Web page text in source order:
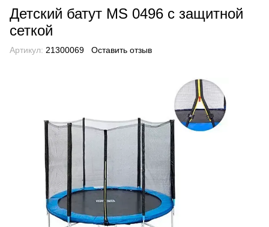
Детский батут MS 0496 с защитной
сеткой
Артикул: 21300069 Оставить отзыв